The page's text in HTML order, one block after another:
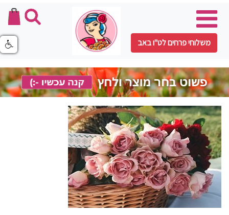
משלוחי פרחים לט"ו באב